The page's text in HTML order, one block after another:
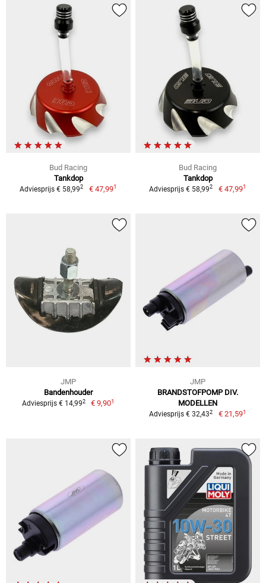
Bud Racing
Tankdop
Adviesprijs € 58,992 € 47,991
Bud Racing
Tankdop
Adviesprijs € 58,992 € 47,991
JMP
Bandenhouder
Adviesprijs € 14,992 € 9,901
JMP
BRANDSTOFPOMP DIV.
MODELLEN
Adviesprijs € 32,432 € 21,591